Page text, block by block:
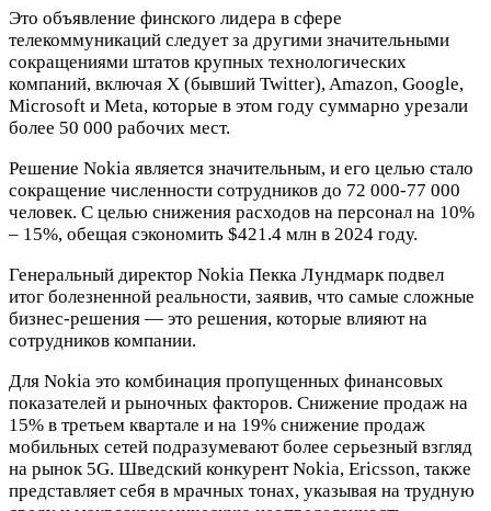
Это объявление финского лидера в сфере
телекоммуникаций следует за другими значительными
сокращениями штатов крупных технологических
компаний, включая X (бывший Twitter), Amazon, Google,
Microsoft и Meta, которые в этом году суммарно урезали
более 50 000 рабочих мест.
Решение Nokia является значительным, и его целью стало
сокращение численности сотрудников до 72 000-77 000
человек. С целью снижения расходов на персонал на 10%
– 15%, обещая сэкономить $421.4 млн в 2024 году.
Генеральный директор Nokia Пекка Лундмарк подвел
итог болезненной реальности, заявив, что самые сложные
бизнес-решения — это решения, которые влияют на
сотрудников компании.
Для Nokia это комбинация пропущенных финансовых
показателей и рыночных факторов. Снижение продаж на
15% в третьем квартале и на 19% снижение продаж
мобильных сетей подразумевают более серьезный взгляд
на рынок 5G. Шведский конкурент Nokia, Ericsson, также
представляет себя в мрачных тонах, указывая на трудную